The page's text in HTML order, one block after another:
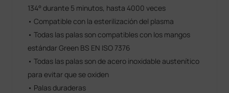
134° durante 5 minutos, hasta 4000 veces
• Compatible con la esterilización del plasma
• Todas las palas son compatibles con los mangos
estándar Green BS EN ISO 7376
• Todas las palas son de acero inoxidable austenítico
para evitar que se oxiden
• Palas duraderas